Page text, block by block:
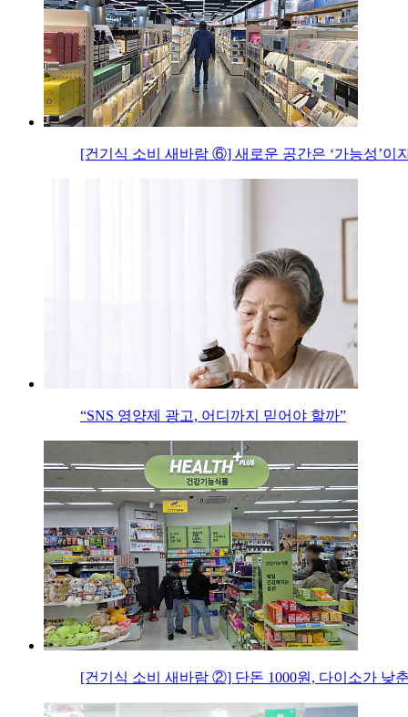
[건기식 소비 새바람 ⑥] 새로운 공간은 ‘가능성’이
“SNS 영양제 광고, 어디까지 믿어야 할까”
[건기식 소비 새바람 ②] 단돈 1000원, 다이소가 낮